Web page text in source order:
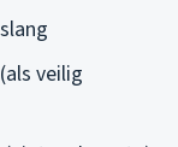
veilig